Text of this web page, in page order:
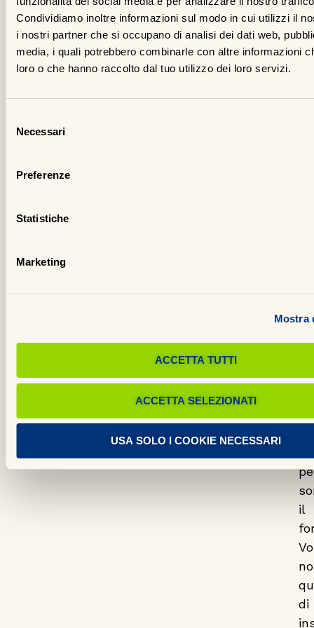
Condividiamo inoltre informazioni sul modo in cui utilizzi il
i nostri partner che si occupano di analisi dei dati web,
media, i quali potrebbero combinarle con altre informazioni
loro o che hanno raccolto dal tuo utilizzo dei loro servizi.
delNecessari
Preferenze
Statistiche
Marketing
Mostra
ACCETTA TUTTI
ACCETTA SELEZIONATI
USA SOLO I COOKIE NECESSARI
in
di
il
di